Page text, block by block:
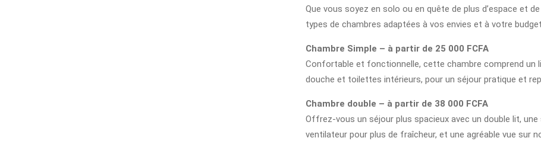
Que vous soyez en solo ou en quête de plus d’espace et
types de chambres adaptées à vos envies et à votre
Chambre Simple – à partir de 25 000 FCFA
Confortable et fonctionnelle, cette chambre comprend un
douche et toilettes intérieurs, pour un séjour pratique et
Chambre double – à partir de 38 000 FCFA
Offrez-vous un séjour plus spacieux avec un double lit,
ventilateur pour plus de fraîcheur, et une agréable vue sur